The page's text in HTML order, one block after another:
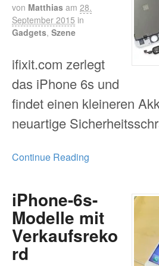
von Matthias am 28.
September 2015 in
Gadgets, Szene
ifixit.com zerlegt
das iPhone 6s und
findet einen kleineren
neuartige
Continue Reading
iPhone-6s-
Modelle mit
Verkaufsreko
rd